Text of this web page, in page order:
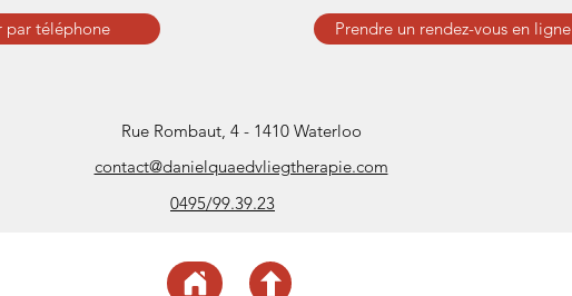
par téléphone Prendre un rendez-vous en ligne
Rue Rombaut, 4 - 1410 Waterloo
contact@danielquaedvliegtherapie.com
0495/99.39.23